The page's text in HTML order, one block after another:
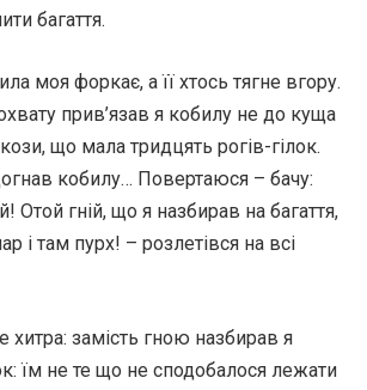
багаття.
моя форкає, а її хтось тягне вгору.
прив’язав я кобилу не до куща
що мала тридцять рогів-гілок.
кобилу… Повертаюся – бачу:
Отой гній, що я назбирав на багаття,
і там пурх! – розлетівся на всі
хитра: замість гною назбирав я
їм не те що не сподобалося лежати